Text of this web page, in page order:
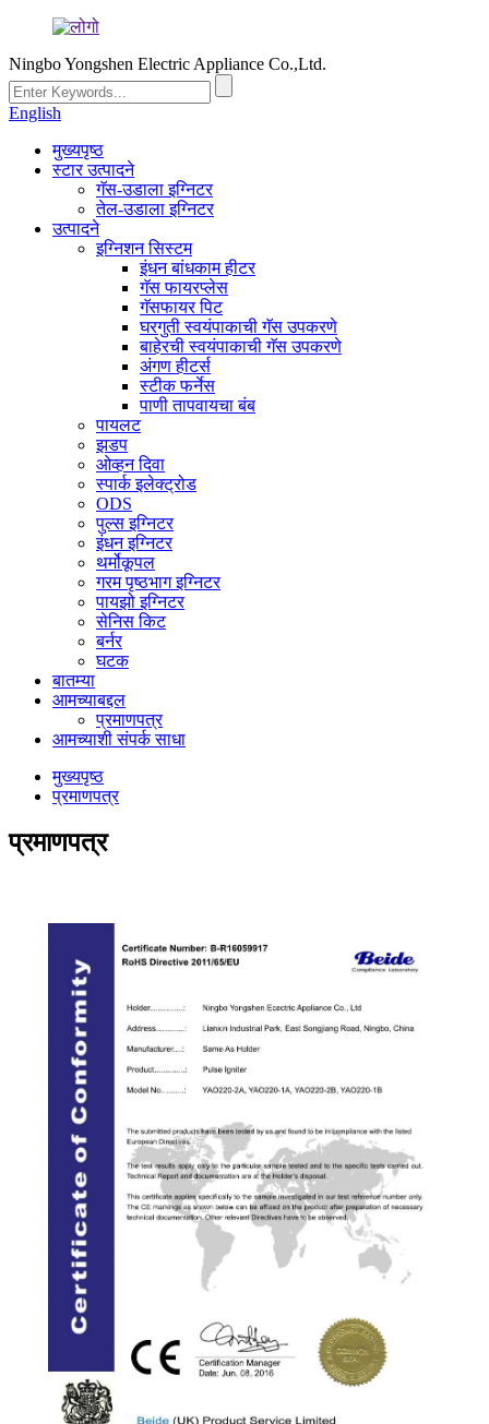
Ningbo Yongshen Electric Appliance Co.,Ltd.
English
मुख्यपृष्ठ
स्टार उत्पादने
गॅस-उडाला इग्निटर
तेल-उडाला इग्निटर
उत्पादने
इग्निशन सिस्टम
इंधन बांधकाम हीटर
गॅस फायरप्लेस
गॅसफायर पिट
घरगुती स्वयंपाकाची गॅस उपकरणे
बाहेरची स्वयंपाकाची गॅस उपकरणे
अंगण हीटर्स
स्टीक फर्नेस
पाणी तापवायचा बंब
पायलट
झडप
ओव्हन दिवा
स्पार्क इलेक्ट्रोड
ODS
पुल्स इग्निटर
इंधन इग्निटर
थर्मोकूपल
गरम पृष्ठभाग इग्निटर
पायझो इग्निटर
सेनिस किट
बर्नर
घटक
बातम्या
आमच्याबद्दल
प्रमाणपत्र
आमच्याशी संपर्क साधा
मुख्यपृष्ठ
प्रमाणपत्र
प्रमाणपत्र